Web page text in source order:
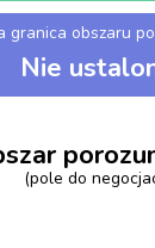
granica obszaru
Nie
(pole do